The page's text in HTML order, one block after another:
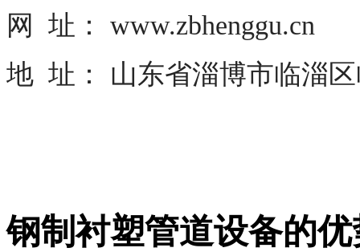
网 址： www.zbhenggu.cn
地 址： 山东省淄博市临淄
钢制衬塑管道设备的